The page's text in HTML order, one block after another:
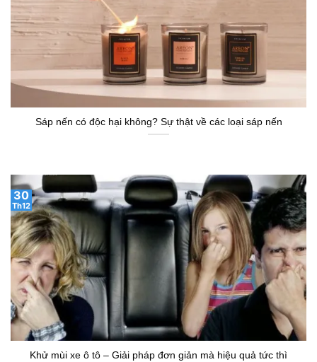
Sáp nến có độc hại không? Sự thật về các loại sáp nến
Khử mùi xe ô tô – Giải pháp đơn giản mà hiệu quả tức thì
30
Th12